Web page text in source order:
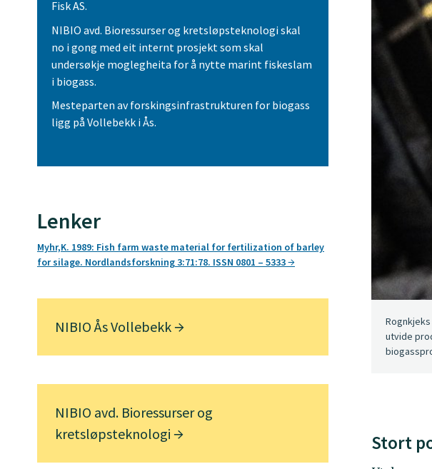
utvide
Stort
Fisk AS.
NIBIO avd. Bioressurser og kretsløpsteknologi skal
no i gong med eit internt prosjekt som skal
undersøkje moglegheita for å nytte marint fiskeslam
i biogass.
Mesteparten av forskingsinfrastrukturen for biogass
ligg på Vollebekk i Ås.
Lenker
Myhr,K. 1989: Fish farm waste material for fertilization of barley
for silage. Nordlandsforskning 3:71:78. ISSN 0801 – 5333
NIBIO Ås Vollebekk
NIBIO avd. Bioressurser og
kretsløpsteknologi